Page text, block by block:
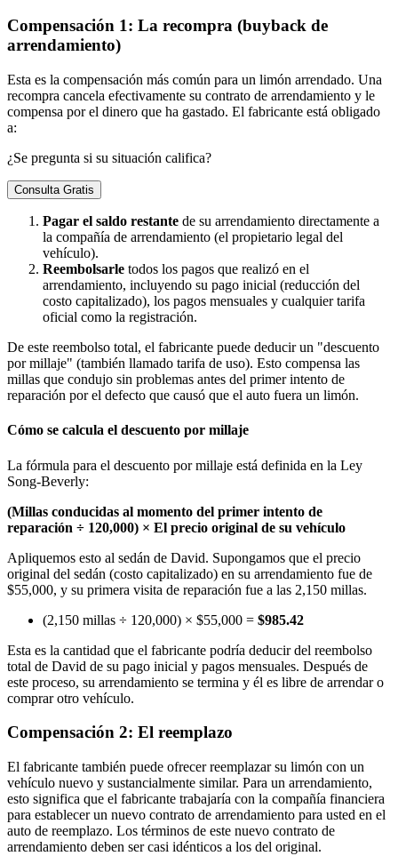
Compensación 1: La recompra (buyback de
arrendamiento)
Esta es la compensación más común para un limón arrendado. Una
recompra cancela efectivamente su contrato de arrendamiento y le
compensa por el dinero que ha gastado. El fabricante está obligado
a:
¿Se pregunta si su situación califica?
Consulta Gratis
Pagar el saldo restante de su arrendamiento directamente a
la compañía de arrendamiento (el propietario legal del
vehículo).
Reembolsarle todos los pagos que realizó en el
arrendamiento, incluyendo su pago inicial (reducción del
costo capitalizado), los pagos mensuales y cualquier tarifa
oficial como la registración.
De este reembolso total, el fabricante puede deducir un "descuento
por millaje" (también llamado tarifa de uso). Esto compensa las
millas que condujo sin problemas antes del primer intento de
reparación por el defecto que causó que el auto fuera un limón.
Cómo se calcula el descuento por millaje
La fórmula para el descuento por millaje está definida en la Ley
Song-Beverly:
(Millas conducidas al momento del primer intento de
reparación ÷ 120,000) × El precio original de su vehículo
Apliquemos esto al sedán de David. Supongamos que el precio
original del sedán (costo capitalizado) en su arrendamiento fue de
$55,000, y su primera visita de reparación fue a las 2,150 millas.
(2,150 millas ÷ 120,000) × $55,000 = $985.42
Esta es la cantidad que el fabricante podría deducir del reembolso
total de David de su pago inicial y pagos mensuales. Después de
este proceso, su arrendamiento se termina y él es libre de arrendar o
comprar otro vehículo.
Compensación 2: El reemplazo
El fabricante también puede ofrecer reemplazar su limón con un
vehículo nuevo y sustancialmente similar. Para un arrendamiento,
esto significa que el fabricante trabajaría con la compañía financiera
para establecer un nuevo contrato de arrendamiento para usted en el
auto de reemplazo. Los términos de este nuevo contrato de
arrendamiento deben ser casi idénticos a los del original.